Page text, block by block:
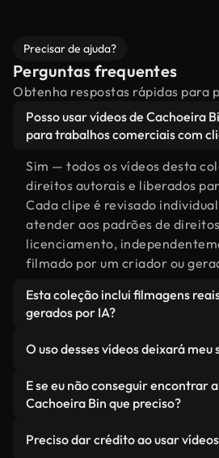
Precisar de ajuda?
Perguntas frequentes
Obtenha respostas rápidas para
Posso usar vídeos de Cachoeira
para trabalhos comerciais com
Sim — todos os vídeos desta
direitos autorais e liberados
Cada clipe é revisado
atender aos padrões de
licenciamento,
filmado por um criador ou
Esta coleção inclui filmagens
gerados por IA?
por filmagens reais, feitas por
relacionadas a Cachoeira Bin,
vídeos gerados por IA. Cada
identificado para que você
está usando.
O uso desses vídeos deixará meu
Não, se você selecionar nossas
otimizadas. Oferecemos
— mantendo a alta qualidade,
E se eu não conseguir encontrar
Cachoeira Bin que preciso?
Coverr AI Studio. Basta
Preciso dar crédito ao usar